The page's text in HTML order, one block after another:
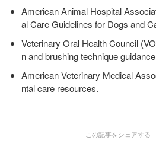
American Animal Hospital
al Care Guidelines for Dogs and
Veterinary Oral Health Council
n and brushing technique
American Veterinary Medical
ntal care resources.
この記事をシェアする